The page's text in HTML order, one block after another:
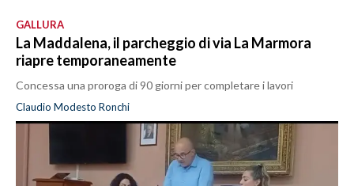
GALLURA
La Maddalena, il parcheggio di via La Marmora
riapre temporaneamente
Concessa una proroga di 90 giorni per completare i lavori
Claudio Modesto Ronchi